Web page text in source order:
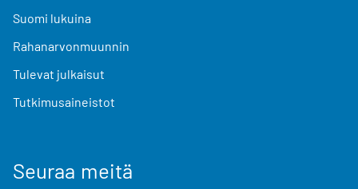
Suomi lukuina
Rahanarvonmuunnin
Tulevat julkaisut
Tutkimusaineistot
Seuraa meitä